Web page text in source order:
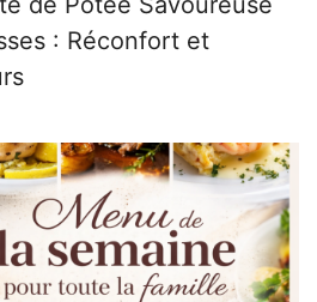
: Réconfort et